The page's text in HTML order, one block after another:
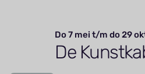
Do 7 mei t/m do 29
De